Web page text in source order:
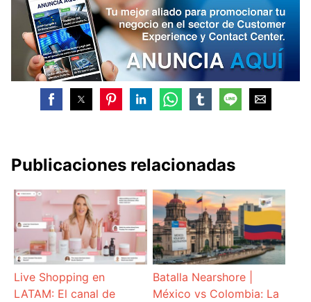
Publicaciones relacionadas
Live Shopping en
LATAM: El canal de
Batalla Nearshore |
México vs Colombia: La